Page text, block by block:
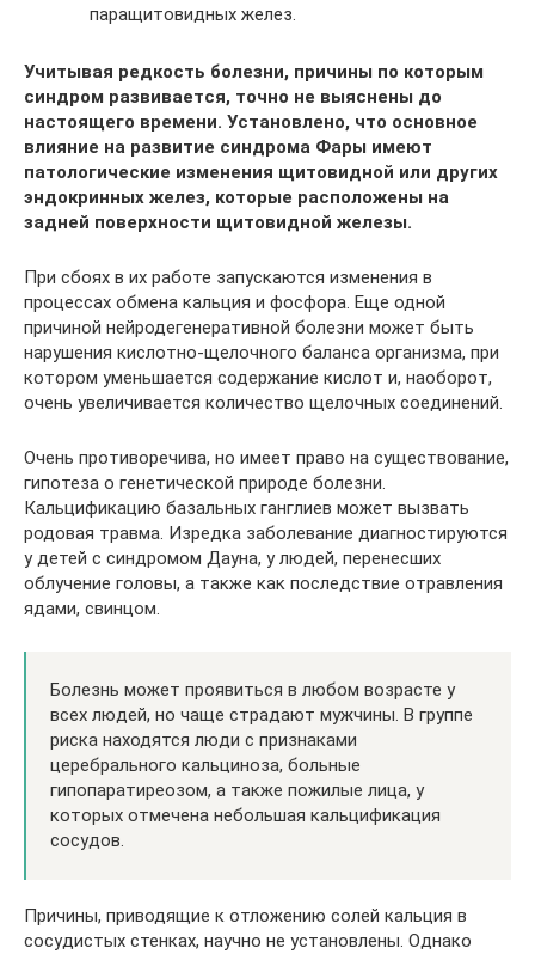
паращитовидных желез.
Учитывая редкость болезни, причины по которым
синдром развивается, точно не выяснены до
настоящего времени. Установлено, что основное
влияние на развитие синдрома Фары имеют
патологические изменения щитовидной или других
эндокринных желез, которые расположены на
задней поверхности щитовидной железы.
При сбоях в их работе запускаются изменения в
процессах обмена кальция и фосфора. Еще одной
причиной нейродегенеративной болезни может быть
нарушения кислотно-щелочного баланса организма, при
котором уменьшается содержание кислот и, наоборот,
очень увеличивается количество щелочных соединений.
Очень противоречива, но имеет право на существование,
гипотеза о генетической природе болезни.
Кальцификацию базальных ганглиев может вызвать
родовая травма. Изредка заболевание диагностируются
у детей с синдромом Дауна, у людей, перенесших
облучение головы, а также как последствие отравления
ядами, свинцом.
Болезнь может проявиться в любом возрасте у
всех людей, но чаще страдают мужчины. В группе
риска находятся люди с признаками
церебрального кальциноза, больные
гипопаратиреозом, а также пожилые лица, у
которых отмечена небольшая кальцификация
сосудов.
Причины, приводящие к отложению солей кальция в
сосудистых стенках, научно не установлены. Однако